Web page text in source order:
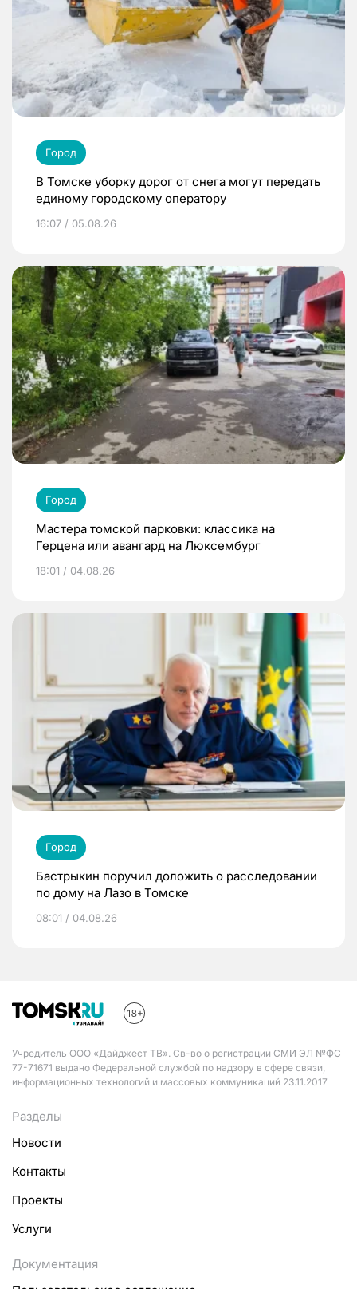
Город
В Томске уборку дорог от снега могут передать
единому городскому оператору
16:07 / 05.08.26
Город
Мастера томской парковки: классика на
Герцена или авангард на Люксембург
18:01 / 04.08.26
Город
Бастрыкин поручил доложить о расследовании
по дому на Лазо в Томске
08:01 / 04.08.26
Учредитель ООО «Дайджест ТВ». Св-во о регистрации СМИ ЭЛ №ФС
77-71671 выдано Федеральной службой по надзору в сфере связи,
информационных технологий и массовых коммуникаций 23.11.2017
Разделы
Новости
Контакты
Проекты
Услуги
Документация